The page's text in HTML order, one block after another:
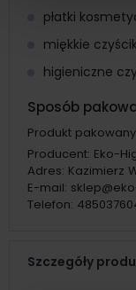
płatki
miękkie
higieniczne
Sposób
Produkt
Producent: Eko-
Adres: Kazimierz
E-mail:
Telefon:
Szczegóły